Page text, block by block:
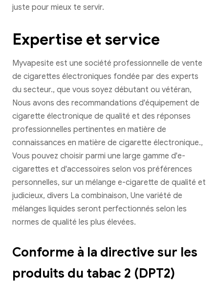
juste pour mieux te servir.
Expertise et service
Myvapesite est une société professionnelle de vente
de cigarettes électroniques fondée par des experts
du secteur., que vous soyez débutant ou vétéran,
Nous avons des recommandations d'équipement de
cigarette électronique de qualité et des réponses
professionnelles pertinentes en matière de
connaissances en matière de cigarette électronique.,
Vous pouvez choisir parmi une large gamme d'e-
cigarettes et d'accessoires selon vos préférences
personnelles, sur un mélange e-cigarette de qualité et
judicieux, divers La combinaison, Une variété de
mélanges liquides seront perfectionnés selon les
normes de qualité les plus élevées.
Conforme à la directive sur les
produits du tabac 2 (DPT2)